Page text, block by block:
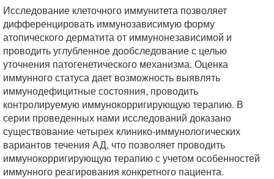
Исследование клеточного иммунитета позволяет
дифференцировать иммунозависимую форму
атопического дерматита от иммунонезависимой и
проводить углубленное дообследование с целью
уточнения патогенетического механизма. Оценка
иммунного статуса дает возможность выявлять
иммунодефицитные состояния, проводить
контролируемую иммунокорригирующую терапию. В
серии проведенных нами исследований доказано
существование четырех клинико-иммунологических
вариантов течения АД, что позволяет проводить
иммунокорригирующую терапию с учетом особенностей
иммунного реагирования конкретного пациента.